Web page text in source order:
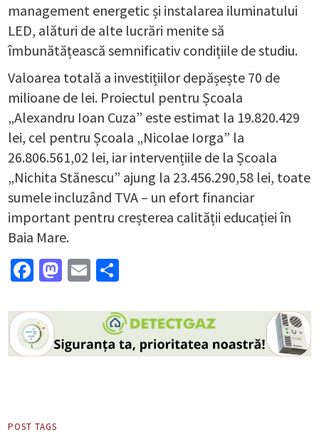
management energetic și instalarea iluminatului
LED, alături de alte lucrări menite să
îmbunătățească semnificativ condițiile de studiu.
Valoarea totală a investițiilor depășește 70 de
milioane de lei. Proiectul pentru Școala
„Alexandru Ioan Cuza” este estimat la 19.820.429
lei, cel pentru Școala „Nicolae Iorga” la
26.806.561,02 lei, iar intervențiile de la Școala
„Nichita Stănescu” ajung la 23.456.290,58 lei, toate
sumele incluzând TVA – un efort financiar
important pentru creșterea calității educației în
Baia Mare.
Facebook
Mastodon
Email
POST TAGS